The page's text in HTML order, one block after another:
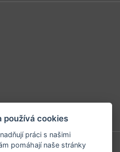
používá cookies
práci s našimi
pomáhají naše stránky